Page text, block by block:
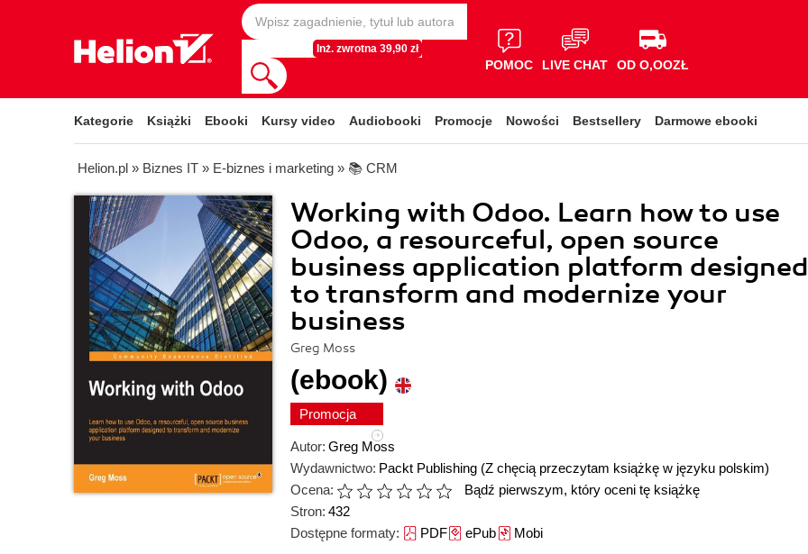
Inż. zwrotna 39,90 zł
POMOC LIVE CHAT OD O,OOZŁ
Kategorie Książki Ebooki Kursy video Audiobooki Promocje Nowości Bestsellery Darmowe ebooki
Helion.pl » Biznes IT » E-biznes i marketing » 📚 CRM
Working with Odoo. Learn how to use
Odoo, a resourceful, open source
business application platform designed
to transform and modernize your
business
Greg Moss
(ebook)
Promocja
Autor: Greg Moss
Wydawnictwo: Packt Publishing (Z chęcią przeczytam książkę w języku polskim)
Ocena:
Bądź pierwszym, który oceni tę książkę
Stron: 432
Dostępne formaty: PDFePubMobi